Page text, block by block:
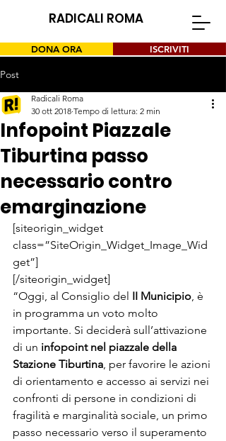
RADICALI ROMA
DONA ORA ISCRIVITI
Post
Infopoint Piazzale
Tiburtina passo
necessario contro
emarginazione
Radicali Roma
30 ott 2018 Tempo di lettura: 2 min
[siteorigin_widget
class=”SiteOrigin_Widget_Image_Wid
get”]
[/siteorigin_widget]
“Oggi, al Consiglio del II Municipio, è
in programma un voto molto
importante. Si deciderà sull’attivazione
di un infopoint nel piazzale della
Stazione Tiburtina, per favorire le azioni
di orientamento e accesso ai servizi nei
confronti di persone in condizioni di
fragilità e marginalità sociale, un primo
passo necessario verso il superamento